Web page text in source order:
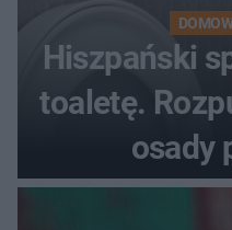
Hiszpański
toaletę.
osady